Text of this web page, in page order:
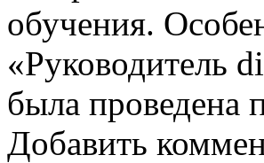
обучения.
«Руководитель
была проведена
Добавить